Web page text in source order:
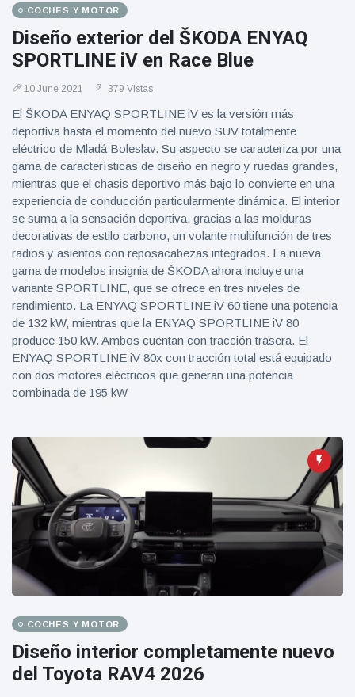
COCHES Y MOTOR
Diseño exterior del ŠKODA ENYAQ
SPORTLINE iV en Race Blue
10 June 2021 379 Vistas
El ŠKODA ENYAQ SPORTLINE iV es la versión más
deportiva hasta el momento del nuevo SUV totalmente
eléctrico de Mladá Boleslav. Su aspecto se caracteriza por una
gama de características de diseño en negro y ruedas grandes,
mientras que el chasis deportivo más bajo lo convierte en una
experiencia de conducción particularmente dinámica. El interior
se suma a la sensación deportiva, gracias a las molduras
decorativas de estilo carbono, un volante multifunción de tres
radios y asientos con reposacabezas integrados. La nueva
gama de modelos insignia de ŠKODA ahora incluye una
variante SPORTLINE, que se ofrece en tres niveles de
rendimiento. La ENYAQ SPORTLINE iV 60 tiene una potencia
de 132 kW, mientras que la ENYAQ SPORTLINE iV 80
produce 150 kW. Ambos cuentan con tracción trasera. El
ENYAQ SPORTLINE iV 80x con tracción total está equipado
con dos motores eléctricos que generan una potencia
combinada de 195 kW
COCHES Y MOTOR
Diseño interior completamente nuevo
del Toyota RAV4 2026